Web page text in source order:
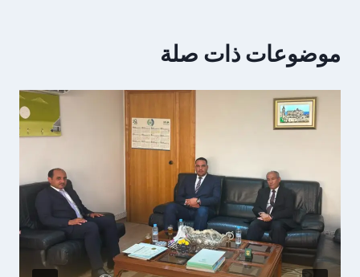
موضوعات ذات صلة